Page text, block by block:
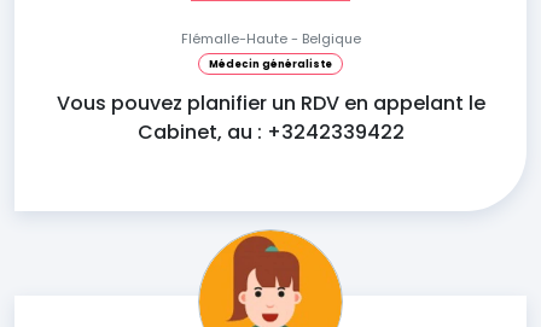
Flémalle-Haute - Belgique
Médecin généraliste
Vous pouvez planifier un RDV en appelant le
Cabinet, au : +3242339422